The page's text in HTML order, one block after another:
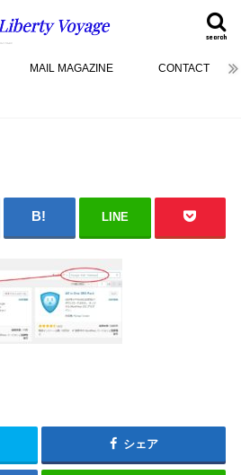
search
MAIL MAGAZINE CONTACT
LINE
シェア